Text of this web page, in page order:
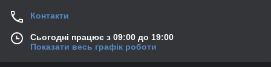
Контакти
Сьогодні працює з 09:00 до 19:00
Показати весь графік роботи